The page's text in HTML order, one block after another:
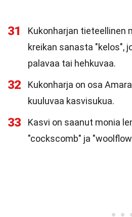
31
Kukonharjan tieteellinen
kreikan sanasta "kelos",
palavaa tai hehkuvaa.
32
Kukonharja on osa
kuuluvaa kasvisukua.
33
Kasvi on saanut monia
"cockscomb" ja